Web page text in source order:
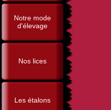
Notre mode
d'élevage
Nos lices
Les étalons